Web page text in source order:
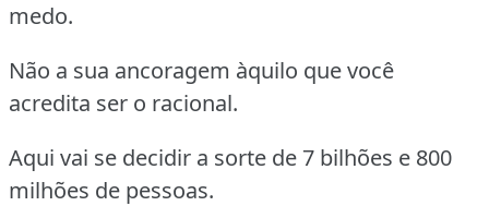
medo.
Não a sua ancoragem àquilo que você
acredita ser o racional.
Aqui vai se decidir a sorte de 7 bilhões e 800
milhões de pessoas.